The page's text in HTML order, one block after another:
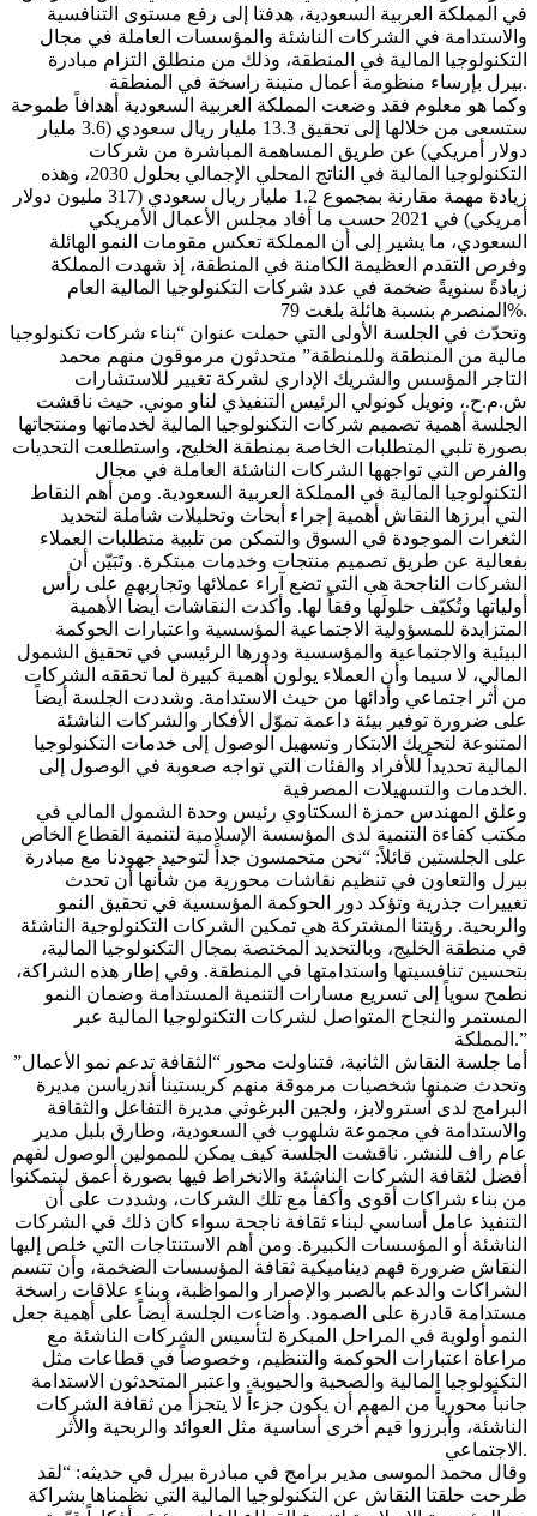
في المملكة العربية السعودية، هدفتا إلى رفع مستوى التنافسية
والاستدامة في الشركات الناشئة والمؤسسات العاملة في مجال
التكنولوجيا المالية في المنطقة، وذلك من منطلق التزام مبادرة
بيرل بإرساء منظومة أعمال متينة راسخة في المنطقة.
وكما هو معلوم فقد وضعت المملكة العربية السعودية أهدافاً طموحة
ستسعى من خلالها إلى تحقيق 13.3 مليار ريال سعودي (3.6 مليار
دولار أمريكي) عن طريق المساهمة المباشرة من شركات
التكنولوجيا المالية في الناتج المحلي الإجمالي بحلول 2030، وهذه
زيادة مهمة مقارنة بمجموع 1.2 مليار ريال سعودي (317 مليون دولار
أمريكي) في 2021 حسب ما أفاد مجلس الأعمال الأمريكي
السعودي، ما يشير إلى أن المملكة تعكس مقومات النمو الهائلة
وفرص التقدم العظيمة الكامنة في المنطقة، إذ شهدت المملكة
زيادةً سنويةً ضخمة في عدد شركات التكنولوجيا المالية العام
المنصرم بنسبة هائلة بلغت 79%.
وتحدّث في الجلسة الأولى التي حملت عنوان “بناء شركات تكنولوجيا
مالية من المنطقة وللمنطقة” متحدثون مرموقون منهم محمد
التاجر المؤسس والشريك الإداري لشركة تغيير للاستشارات
ش.م.ح.، ونويل كونولي الرئيس التنفيذي لناو موني. حيث ناقشت
الجلسة أهمية تصميم شركات التكنولوجيا المالية لخدماتها ومنتجاتها
بصورة تلبي المتطلبات الخاصة بمنطقة الخليج، واستطلعت التحديات
والفرص التي تواجهها الشركات الناشئة العاملة في مجال
التكنولوجيا المالية في المملكة العربية السعودية. ومن أهم النقاط
التي أبرزها النقاش أهمية إجراء أبحاث وتحليلات شاملة لتحديد
الثغرات الموجودة في السوق والتمكن من تلبية متطلبات العملاء
بفعالية عن طريق تصميم منتجات وخدمات مبتكرة. وتَبَيّن أن
الشركات الناجحة هي التي تضع آراء عملائها وتجاربهم على رأس
أولياتها وتُكيّف حلولَها وفقاً لها. وأكدت النقاشات أيضاً الأهمية
المتزايدة للمسؤولية الاجتماعية المؤسسية واعتبارات الحوكمة
البيئية والاجتماعية والمؤسسية ودورها الرئيسي في تحقيق الشمول
المالي، لا سيما وأن العملاء يولون أهمية كبيرة لما تحققه الشركات
من أثر اجتماعي وأدائها من حيث الاستدامة. وشددت الجلسة أيضاً
على ضرورة توفير بيئة داعمة تموّل الأفكار والشركات الناشئة
المتنوعة لتحريك الابتكار وتسهيل الوصول إلى خدمات التكنولوجيا
المالية تحديداً للأفراد والفئات التي تواجه صعوبة في الوصول إلى
الخدمات والتسهيلات المصرفية.
وعلق المهندس حمزة السكتاوي رئيس وحدة الشمول المالي في
مكتب كفاءة التنمية لدى المؤسسة الإسلامية لتنمية القطاع الخاص
على الجلستين قائلاً: “نحن متحمسون جداً لتوحيد جهودنا مع مبادرة
بيرل والتعاون في تنظيم نقاشات محورية من شأنها أن تحدث
تغييرات جذرية وتؤكد دور الحوكمة المؤسسية في تحقيق النمو
والربحية. رؤيتنا المشتركة هي تمكين الشركات التكنولوجية الناشئة
في منطقة الخليج، وبالتحديد المختصة بمجال التكنولوجيا المالية،
بتحسين تنافسيتها واستدامتها في المنطقة. وفي إطار هذه الشراكة،
نطمح سوياً إلى تسريع مسارات التنمية المستدامة وضمان النمو
المستمر والنجاح المتواصل لشركات التكنولوجيا المالية عبر
المملكة.”
أما جلسة النقاش الثانية، فتناولت محور “الثقافة تدعم نمو الأعمال”
وتحدث ضمنها شخصيات مرموقة منهم كريستينا أندرياسن مديرة
البرامج لدى آسترولابز، ولجين البرغوثي مديرة التفاعل والثقافة
والاستدامة في مجموعة شلهوب في السعودية، وطارق بلبل مدير
عام راف للنشر. ناقشت الجلسة كيف يمكن للممولين الوصول لفهم
أفضل لثقافة الشركات الناشئة والانخراط فيها بصورة أعمق ليتمكنوا
من بناء شراكات أقوى وأكفأ مع تلك الشركات، وشددت على أن
التنفيذ عامل أساسي لبناء ثقافة ناجحة سواء كان ذلك في الشركات
الناشئة أو المؤسسات الكبيرة. ومن أهم الاستنتاجات التي خلص إليها
النقاش ضرورة فهم ديناميكية ثقافة المؤسسات الضخمة، وأن تتسم
الشراكات والدعم بالصبر والإصرار والمواظبة، وبناء علاقات راسخة
مستدامة قادرة على الصمود. وأضاءت الجلسة أيضاً على أهمية جعل
النمو أولوية في المراحل المبكرة لتأسيس الشركات الناشئة مع
مراعاة اعتبارات الحوكمة والتنظيم، وخصوصاً في قطاعات مثل
التكنولوجيا المالية والصحية والحيوية. واعتبر المتحدثون الاستدامة
جانباً محورياً من المهم أن يكون جزءاً لا يتجزأ من ثقافة الشركات
الناشئة، وأبرزوا قيم أخرى أساسية مثل العوائد والربحية والأثر
الاجتماعي.
وقال محمد الموسى مدير برامج في مبادرة بيرل في حديثه: “لقد
طرحت حلقتا النقاش عن التكنولوجيا المالية التي نظمناها بشراكة